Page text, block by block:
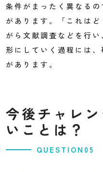
条件がまったく異なる
があります。「これは
がら文献調査などを行
形にしていく過程には
があります。
今後チャレ
いことは？
QUESTION05